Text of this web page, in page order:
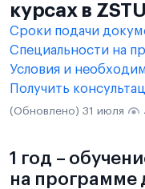
курсах в
Сроки подачи
Специальности на
Условия и
Получить
(Обновлено) 31 июля
1 год –
на программе